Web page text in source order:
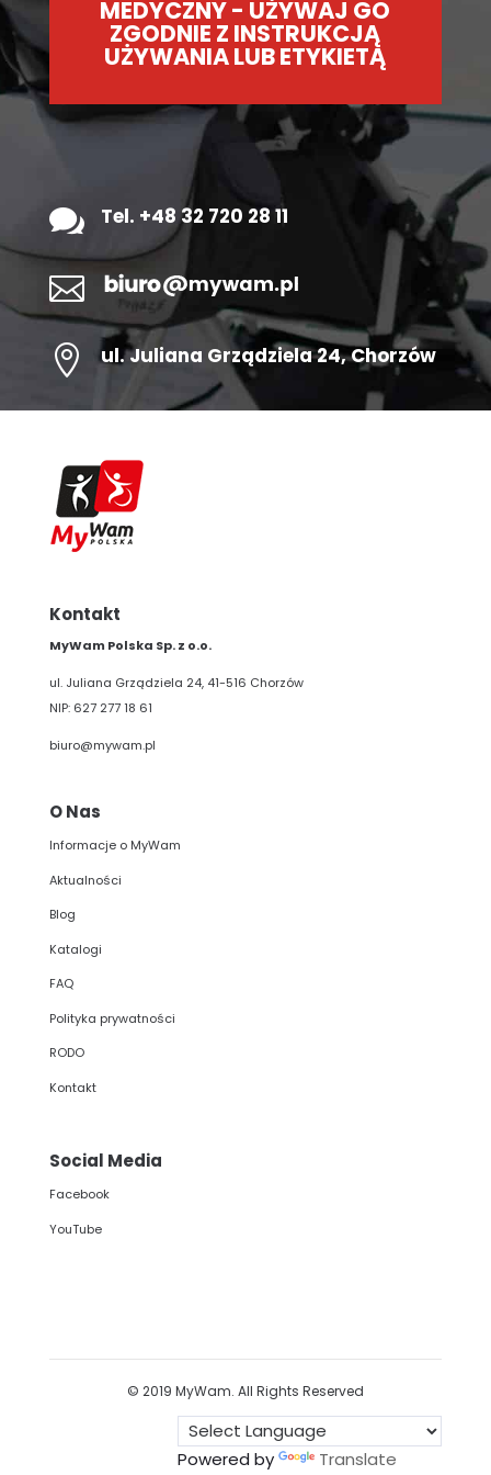
MEDYCZNY - UŻYWAJ GO
ZGODNIE Z INSTRUKCJĄ
UŻYWANIA LUB ETYKIETĄ
 Tel. +48 32 720 28 11

 ul.Juliana Grządziela 24, Chorzów
Kontakt
MyWam Polska Sp. z o.o.
ul. Juliana Grządziela 24, 41-516 Chorzów
NIP: 627 277 18 61
biuro@mywam.pl
O Nas
Informacje o MyWam
Aktualności
Blog
Katalogi
FAQ
Polityka prywatności
RODO
Kontakt
Social Media
Facebook
YouTube
© 2019 MyWam. All Rights Reserved
Powered by Translate